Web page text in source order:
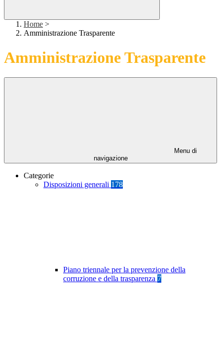
Home >
Amministrazione Trasparente
Amministrazione Trasparente
Menu di
navigazione
Categorie
Disposizioni generali 178
Piano triennale per la prevenzione della
corruzione e della trasparenza 7